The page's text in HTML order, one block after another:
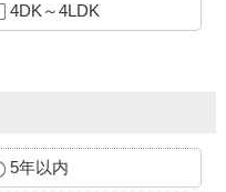
4DK～4LDK
5年以内